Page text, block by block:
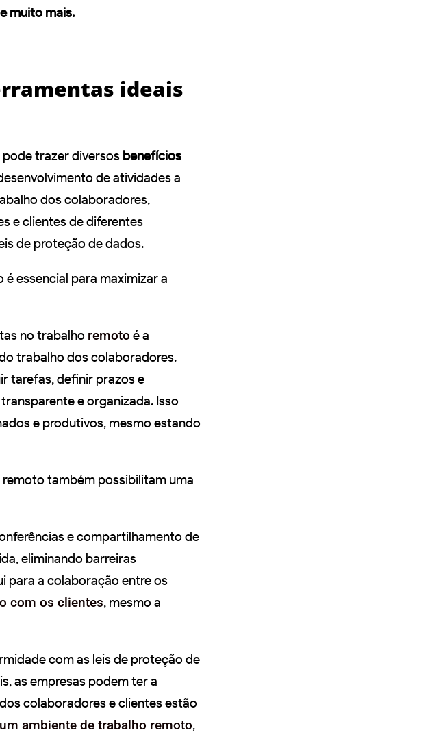
muito mais.
ideais
trazer diversos benefícios
de atividades a
dos colaboradores,
e clientes de diferentes
de proteção de dados.
é essencial para maximizar a
no trabalho remoto é a
trabalho dos colaboradores.
tarefas, definir prazos e
e organizada. Isso
e produtivos, mesmo estando
também possibilitam uma
e compartilhamento de
eliminando barreiras
para a colaboração entre os
com os clientes, mesmo a
com as leis de proteção de
as empresas podem ter a
colaboradores e clientes estão
ambiente de trabalho remoto,